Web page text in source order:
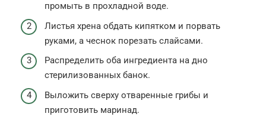
промыть в прохладной воде.
Листья хрена обдать кипятком и порвать
руками, а чеснок порезать слайсами.
Распределить оба ингредиента на дно
стерилизованных банок.
Выложить сверху отваренные грибы и
приготовить маринад.